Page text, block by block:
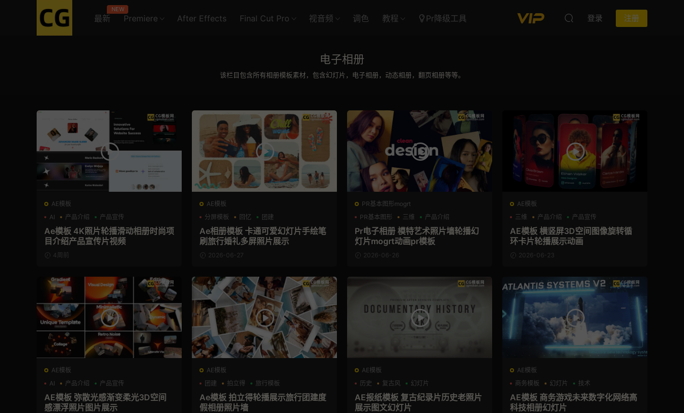
最新
NEW
Premiere After Effects Final Cut Pro 视音频 调色 教程 Pr降级工具 登录 注册
电子相册
该栏目包含所有相册模板素材，包含幻灯片，电子相册，动态相册，翻页相册等等。
AE模板
AI
产品介绍 产品宣传
Ae模板 4K照片轮播滑动相册时尚项
目介绍产品宣传片视频
4周前
AE模板
分屏模板
回忆 团建
Ae相册模板 卡通可爱幻灯片手绘笔
刷旅行婚礼多屏照片展示
2026-06-27
PR基本图形mogrt
PR基本图形
三维 产品介绍
Pr电子相册 模特艺术照片墙轮播幻
灯片mogrt动画pr模板
2026-06-26
AE模板
三维
产品介绍 产品宣传
AE模板 横竖屏3D空间图像旋转循
环卡片轮播展示动画
2026-06-23
AE模板
AI
产品介绍 产品宣传
AE模板 弥散光感渐变柔光3D空间
感漂浮照片图片展示
AE模板
团建
拍立得 旅行模板
Ae模板 拍立得轮播展示旅行团建度
假相册照片墙
AE模板
历史
复古风 幻灯片
AE报纸模板 复古纪录片历史老照片
展示图文幻灯片
AE模板
商务模板
幻灯片 技术
AE模板 商务游戏未来数字化网络高
科技相册幻灯片